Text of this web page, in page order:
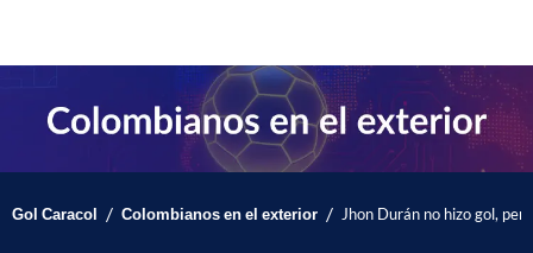
Gol Caracol / Colombianos en el exterior / Jhon Durán no hizo gol,